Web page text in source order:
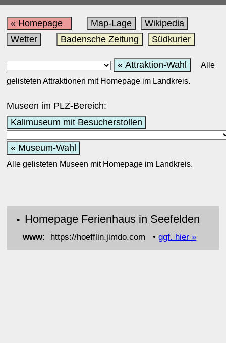
« Homepage Map-Lage
Wikipedia
Wetter
Badensche Zeitung Südkurier
« Attraktion-Wahl
Alle
gelisteten Attraktionen mit Homepage im Landkreis.
Museen im PLZ-Bereich:
Kalimuseum mit Besucherstollen
« Museum-Wahl
Alle gelisteten Museen mit Homepage im Landkreis.
• Homepage Ferienhaus in Seefelden
www: https://hoefflin.jimdo.com •ggf. hier »